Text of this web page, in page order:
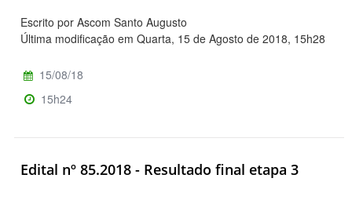
Escrito por Ascom Santo Augusto
Última modificação em Quarta, 15 de Agosto de 2018, 15h28
15/08/18
15h24
Edital nº 85.2018 - Resultado final etapa 3